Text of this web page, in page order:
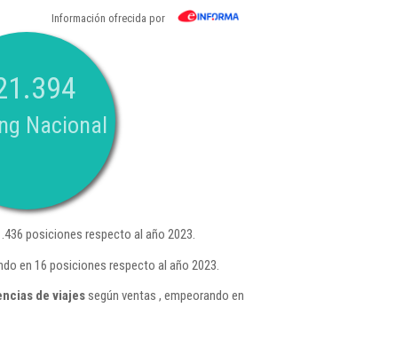
Información ofrecida por
Nacional
posiciones respecto al año 2023.
en 16 posiciones respecto al año 2023.
de viajessegún ventas , empeorando en